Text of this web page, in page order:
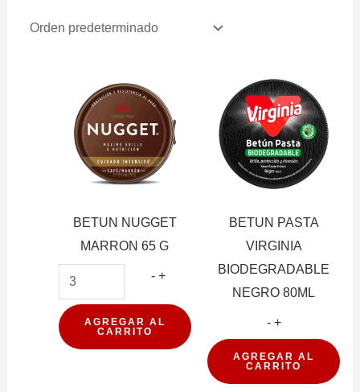
BETUN NUGGET
MARRON 65 G
- BETUN
MARRON
+
AGREGAR AL
CARRITO
BETUN PASTA
VIRGINIA
BIODEGRADABLE
NEGRO 80ML
- BETUN
VIRGINIA
+
AGREGAR AL
CARRITO